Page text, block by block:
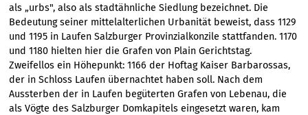
als „urbs", also als stadtähnliche Siedlung bezeichnet. Die
Bedeutung seiner mittelalterlichen Urbanität beweist, dass 1129
und 1195 in Laufen Salzburger Provinzialkonzile stattfanden. 1170
und 1180 hielten hier die Grafen von Plain Gerichtstag.
Zweifellos ein Höhepunkt: 1166 der Hoftag Kaiser Barbarossas,
der in Schloss Laufen übernachtet haben soll. Nach dem
Aussterben der in Laufen begüterten Grafen von Lebenau, die
als Vögte des Salzburger Domkapitels eingesetzt waren, kam